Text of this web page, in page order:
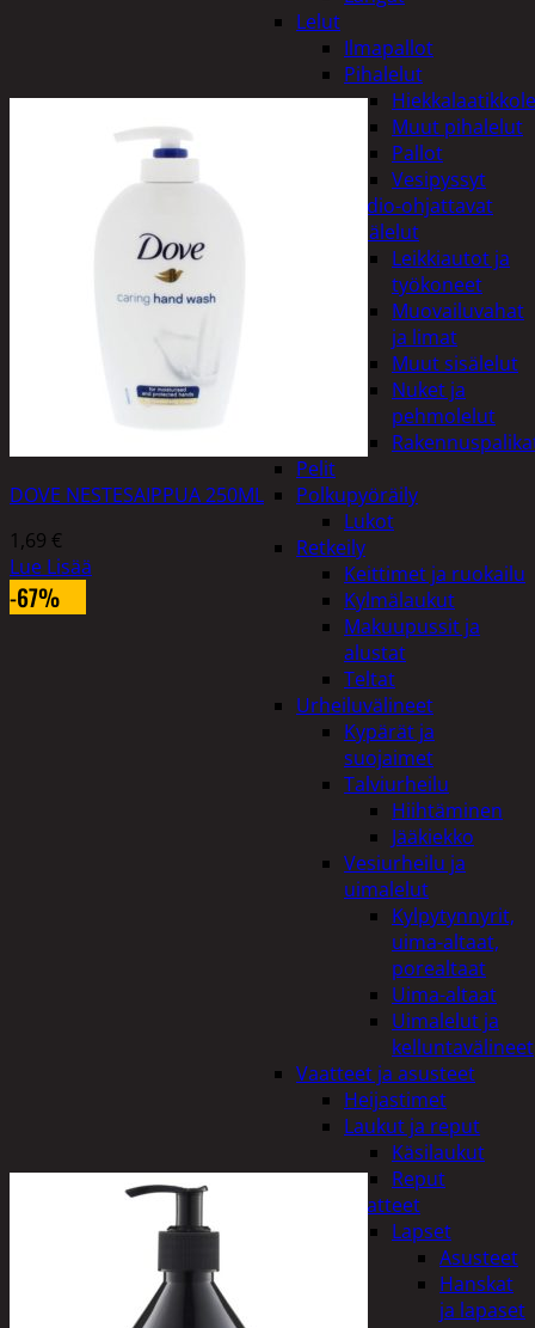
Lelut
Ilmapallot
Pihalelut
Muut pihalelut
Pallot
Vesipyssyt
Radio-ohjattavat
Sisälelut
Leikkiautot ja
työkoneet
Muovailuvahat
ja limat
Muut sisälelut
Nuket ja
pehmolelut
Pelit
Polkupyöräily
Lukot
Retkeily
Keittimet ja ruokailu
Kylmälaukut
Makuupussit ja
alustat
Teltat
Urheiluvälineet
Kypärät ja
suojaimet
Talviurheilu
Hiihtäminen
Jääkiekko
Vesiurheilu ja
uimalelut
Kylpytynnyrit,
uima-altaat,
porealtaat
Uima-altaat
Uimalelut ja
kelluntavälineet
Vaatteet ja asusteet
Heijastimet
Laukut ja reput
Käsilaukut
Reput
Vaatteet
Lapset
Asusteet
Hanskat
ja lapaset
DOVE NESTESAIPPUA 250ML
1,69 €
Lue Lisää
-67%